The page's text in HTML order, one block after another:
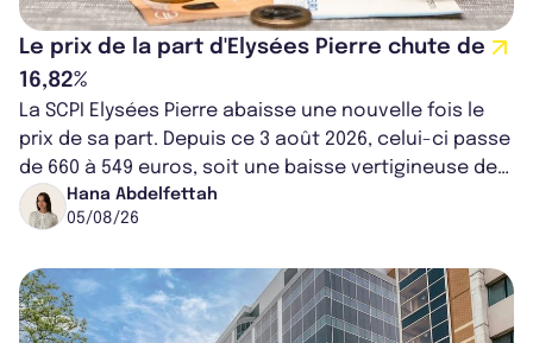
Le prix de la part d'Elysées Pierre chute de
16,82%
La SCPI Elysées Pierre abaisse une nouvelle fois le
prix de sa part. Depuis ce 3 août 2026, celui-ci passe
de 660 à 549 euros, soit une baisse vertigineuse de
16,82%. Cette nouvell...
Hana Abdelfettah
05/08/26